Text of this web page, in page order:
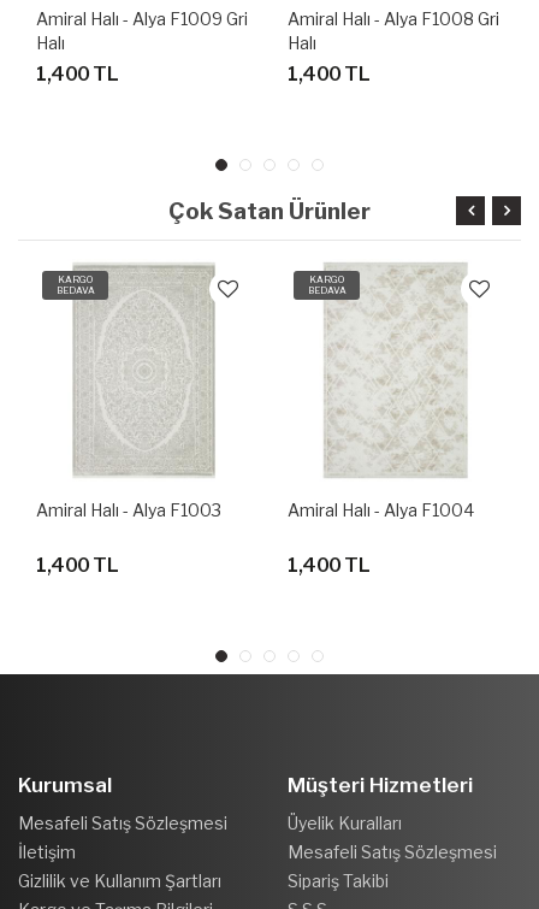
Amiral Halı - Alya F1009 Gri
Halı
1,400 TL
Amiral Halı - Alya F1008 Gri
Halı
1,400 TL
Çok Satan Ürünler
KARGO
BEDAVA
Amiral Halı - Alya F1003
1,400 TL
KARGO
BEDAVA
Amiral Halı - Alya F1004
1,400 TL
Kurumsal
Mesafeli Satış Sözleşmesi
İletişim
Gizlilik ve Kullanım Şartları
Müşteri Hizmetleri
Üyelik Kuralları
Mesafeli Satış Sözleşmesi
Sipariş Takibi